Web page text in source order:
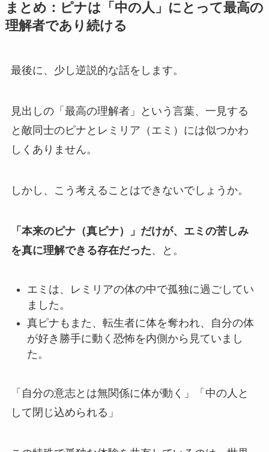
まとめ：ピナは「中の人」にとって最高の
理解者であり続ける
最後に、少し逆説的な話をします。
見出しの「最高の理解者」という言葉、一見する
と敵同士のピナとレミリア（エミ）には似つかわ
しくありません。
しかし、こう考えることはできないでしょうか。
「本来のピナ（真ピナ）」だけが、エミの苦しみ
を真に理解できる存在だった、と。
エミは、レミリアの体の中で孤独に過ごしてい
ました。
真ピナもまた、転生者に体を奪われ、自分の体
が好き勝手に動く恐怖を内側から見ていまし
た。
「自分の意志とは無関係に体が動く」「中の人と
して閉じ込められる」